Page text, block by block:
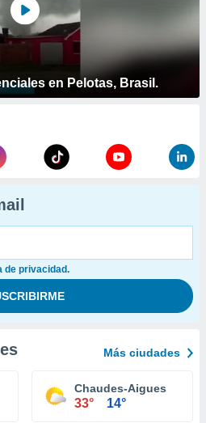
en Pelotas, Brasil.
de privacidad.
Más ciudades
Chaudes-Aigues
33° 14°